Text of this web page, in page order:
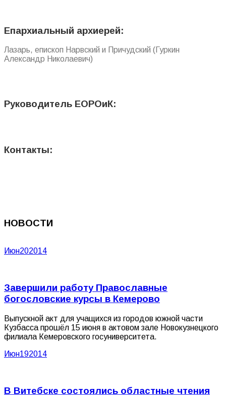
Епархиальный архиерей:
Лазарь, епископ Нарвский и Причудский (Гуркин
Александр Николаевич)
Руководитель ЕОРОиК:
Контакты:
НОВОСТИ
Июн202014
Завершили работу Православные
богословские курсы в Кемерово
Выпускной акт для учащихся из городов южной части
Кузбасса прошёл 15 июня в актовом зале Новокузнецкого
филиала Кемеровского госуниверситета.
Июн192014
В Витебске состоялись областные чтения